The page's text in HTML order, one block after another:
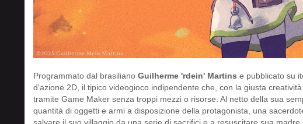
Programmato dal brasiliano Guilherme 'rdein' Martins e pubblicato su
d’azione 2D, il tipico videogioco indipendente che, con la giusta
tramite Game Maker senza troppi mezzi o risorse. Al netto della sua
quantità di oggetti e armi a disposizione della protagonista, una